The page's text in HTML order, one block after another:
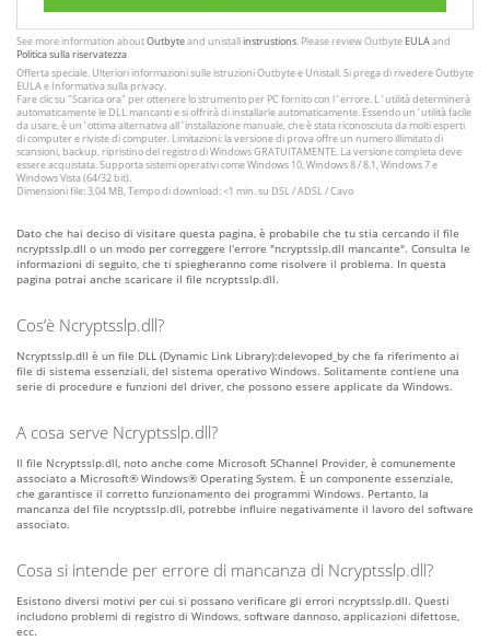
See more information aboutOutbyteand unistallinstrustions. Please review Outbyte EULAand
Politica sulla riservatezza
Offerta speciale. Ulteriori informazioni sulle istruzioniOutbytee Unistall. Si prega di rivedere Outbyte
EULAe Informativa sulla privacy.
Fare clic su "Scarica ora" per ottenere lo strumento per PC fornito con l`errore. L`utilità determinerà
automaticamente le DLL mancanti e si offrirà di installarle automaticamente. Essendo un`utilità facile
da usare, è un`ottima alternativa all`installazione manuale, che è stata riconosciuta da molti esperti
di computer e riviste di computer. Limitazioni: la versione di prova offre un numero illimitato di
scansioni, backup, ripristino del registro di Windows GRATUITAMENTE. La versione completa deve
essere acquistata. Supporta sistemi operativi come Windows 10, Windows 8 / 8.1, Windows 7 e
Windows Vista (64/32 bit).
Dimensioni file: 3,04 MB, Tempo di download: <1 min. su DSL / ADSL / Cavo
Dato che hai deciso di visitare questa pagina, è probabile che tu stia cercando il file
ncryptsslp.dll o un modo per correggere l'errore "ncryptsslp.dll mancante". Consulta le
informazioni di seguito, che ti spiegheranno come risolvere il problema. In questa
pagina potrai anche scaricare il file ncryptsslp.dll.
Cos’è Ncryptsslp.dll?
Ncryptsslp.dll è un file DLL (Dynamic Link Library):delevoped_by che fa riferimento ai
file di sistema essenziali, del sistema operativo Windows. Solitamente contiene una
serie di procedure e funzioni del driver, che possono essere applicate da Windows.
A cosa serve Ncryptsslp.dll?
Il file Ncryptsslp.dll, noto anche come Microsoft SChannel Provider, è comunemente
associato a Microsoft® Windows® Operating System. È un componente essenziale,
che garantisce il corretto funzionamento dei programmi Windows. Pertanto, la
mancanza del file ncryptsslp.dll, potrebbe influire negativamente il lavoro del software
associato.
Cosa si intende per errore di mancanza di Ncryptsslp.dll?
Esistono diversi motivi per cui si possano verificare gli errori ncryptsslp.dll. Questi
includono problemi di registro di Windows, software dannoso, applicazioni difettose,
ecc.